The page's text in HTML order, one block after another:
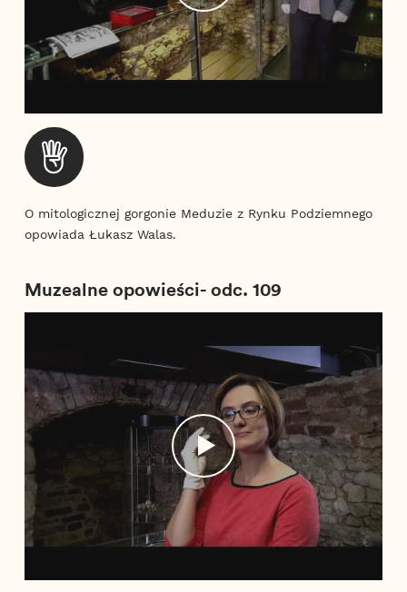
O mitologicznej gorgonie Meduzie z Rynku Podziemnego
opowiada Łukasz Walas.
Muzealne opowieści- odc. 109